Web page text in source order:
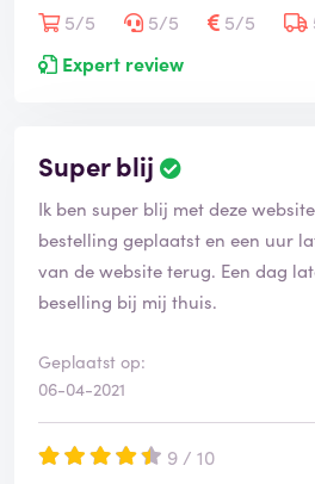
5/5
5/5 5/5
Expert review
Super blij
Ik ben super blij met deze
bestelling geplaatst en een uur
van de website terug. Een dag
beselling bij mij thuis.
Geplaatst op:
06-04-2021
9 / 10